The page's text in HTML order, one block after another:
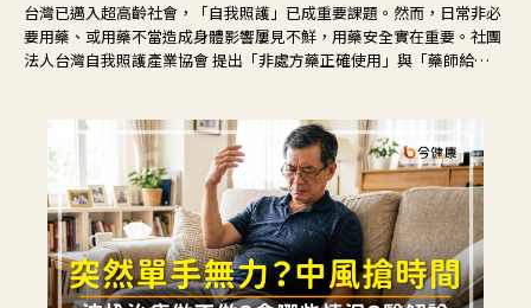
台灣已邁入超高齡社會，「自我照護」已成重要課題。然而，日常非必
要用藥、或用藥不當造成身體影響屢見不鮮，用藥安全實在重要。社團
法人台灣自我照護產業協會 提出「非處方藥正確使用」與「藥師給